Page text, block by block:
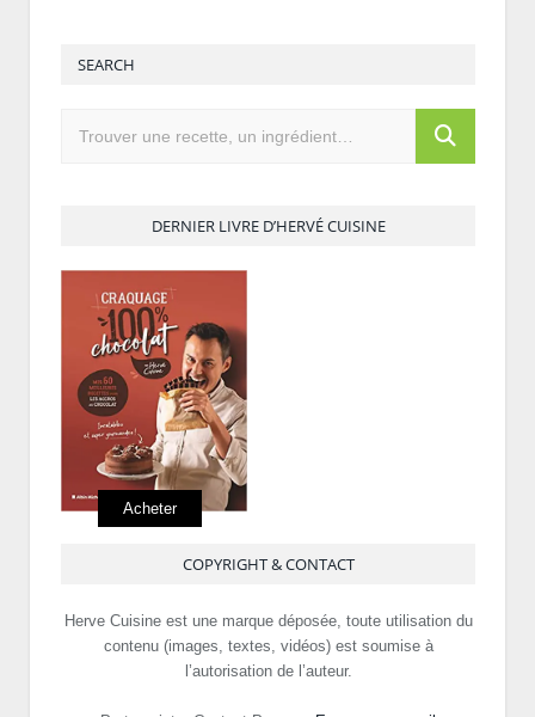
SEARCH
DERNIER LIVRE D’HERVÉ CUISINE
Acheter
COPYRIGHT & CONTACT
Herve Cuisine est une marque déposée, toute utilisation du
contenu (images, textes, vidéos) est soumise à
l’autorisation de l’auteur.